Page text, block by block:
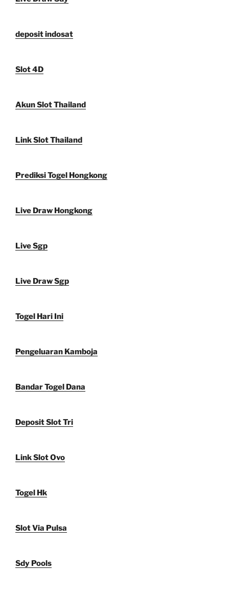
deposit indosat
Slot 4D
Akun Slot Thailand
Link Slot Thailand
Prediksi Togel Hongkong
Live Draw Hongkong
Live Sgp
Live Draw Sgp
Togel Hari Ini
Pengeluaran Kamboja
Bandar Togel Dana
Deposit Slot Tri
Link Slot Ovo
Togel Hk
Slot Via Pulsa
Sdy Pools